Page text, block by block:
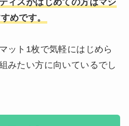
めです。
ット1枚で気軽にはじめら
みたい方に向いているでし